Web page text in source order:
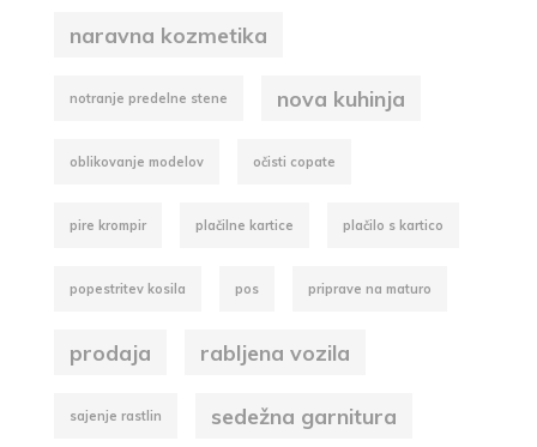
naravna kozmetika
notranje predelne stene nova kuhinja
oblikovanje modelov očisti copate
pire krompir plačilne kartice plačilo s kartico
popestritev kosila pos priprave na maturo
prodaja rabljena vozila
sajenje rastlin sedežna garnitura